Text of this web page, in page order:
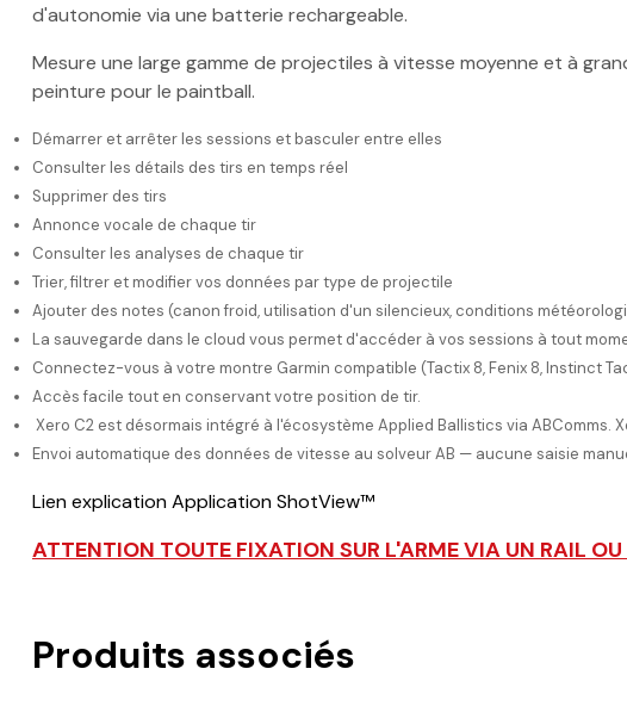
d'autonomie via une batterie rechargeable.
Mesure une large gamme de projectiles à vitesse moyenne et à
peinture pour le paintball.
Démarrer et arrêter les sessions et basculer entre elles
Consulter les détails des tirs en temps réel
Supprimer des tirs
Annonce vocale de chaque tir
Consulter les analyses de chaque tir
Trier, filtrer et modifier vos données par type de projectile
Ajouter des notes (canon froid, utilisation d'un silencieux, conditions
La sauvegarde dans le cloud vous permet d'accéder à vos sessions à tout
Connectez-vous à votre montre Garmin compatible (Tactix 8, Fenix 8, Instinct
Accès facile tout en conservant votre position de tir.
Xero C2 est désormais intégré à l'écosystème Applied Ballistics via
Envoi automatique des données de vitesse au solveur AB — aucune saisie
Lien explication Application ShotView™
ATTENTION TOUTE FIXATION SUR L'ARME VIA UN RAIL
Produits associés